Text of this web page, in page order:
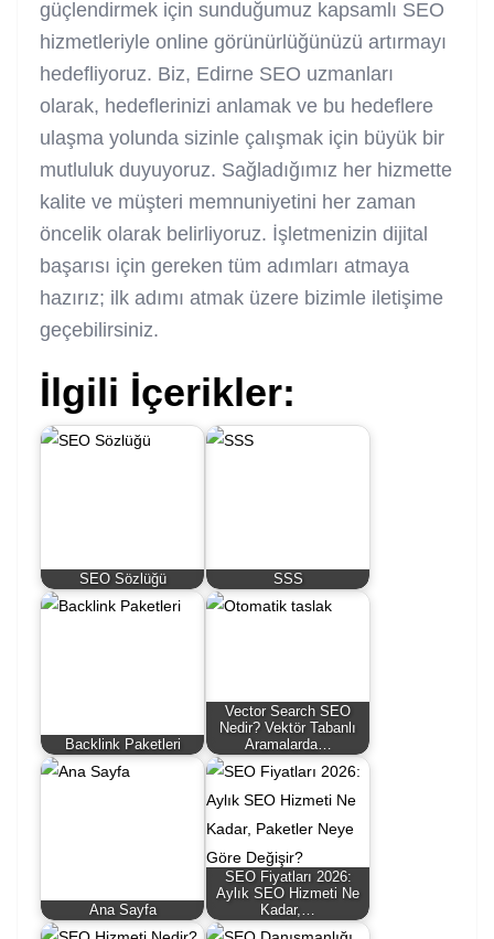
güçlendirmek için sunduğumuz kapsamlı SEO
hizmetleriyle online görünürlüğünüzü artırmayı
hedefliyoruz. Biz, Edirne SEO uzmanları
olarak, hedeflerinizi anlamak ve bu hedeflere
ulaşma yolunda sizinle çalışmak için büyük bir
mutluluk duyuyoruz. Sağladığımız her hizmette
kalite ve müşteri memnuniyetini her zaman
öncelik olarak belirliyoruz. İşletmenizin dijital
başarısı için gereken tüm adımları atmaya
hazırız; ilk adımı atmak üzere bizimle iletişime
geçebilirsiniz.
İlgili İçerikler:
SEO Sözlüğü SSS
Backlink Paketleri
Vector Search SEO
Nedir? Vektör Tabanlı
Aramalarda…
Ana Sayfa
SEO Fiyatları 2026:
Aylık SEO Hizmeti Ne
Kadar,…